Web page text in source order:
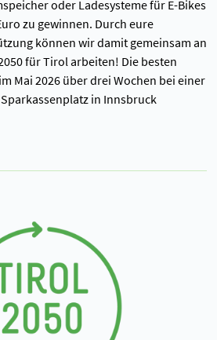
oder Ladesysteme für E-Bikes
zu gewinnen. Durch eure
können wir damit gemeinsam an
für Tirol arbeiten! Die besten
Mai 2026 über drei Wochen bei einer
in Innsbruck